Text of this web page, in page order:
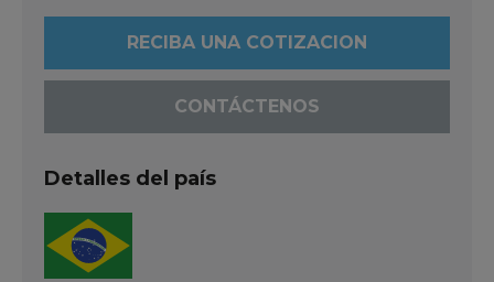
RECIBA UNA COTIZACION
CONTÁCTENOS
Detalles del país